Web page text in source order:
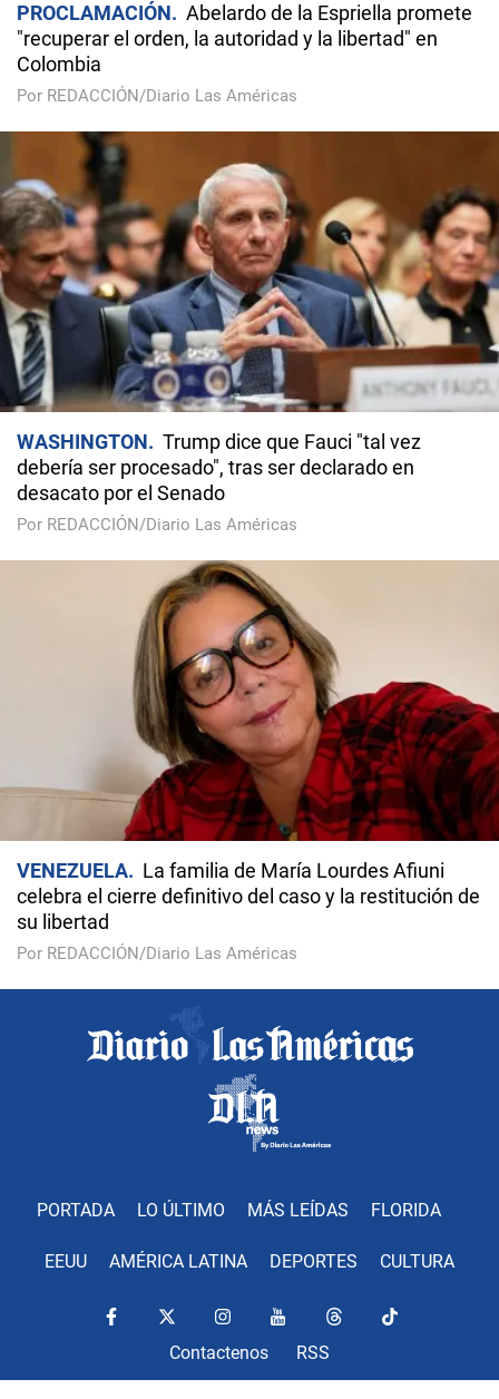
PROCLAMACIÓN
Abelardo de la Espriella promete
"recuperar el orden, la autoridad y la libertad" en
Colombia
Por REDACCIÓN/Diario Las Américas
WASHINGTON
Trump dice que Fauci "tal vez
debería ser procesado", tras ser declarado en
desacato por el Senado
Por REDACCIÓN/Diario Las Américas
VENEZUELA
La familia de María Lourdes Afiuni
celebra el cierre definitivo del caso y la restitución de
su libertad
Por REDACCIÓN/Diario Las Américas
PORTADA LO ÚLTIMO MÁS LEÍDAS FLORIDA
EEUU AMÉRICA LATINA DEPORTES CULTURA
Contactenos RSS